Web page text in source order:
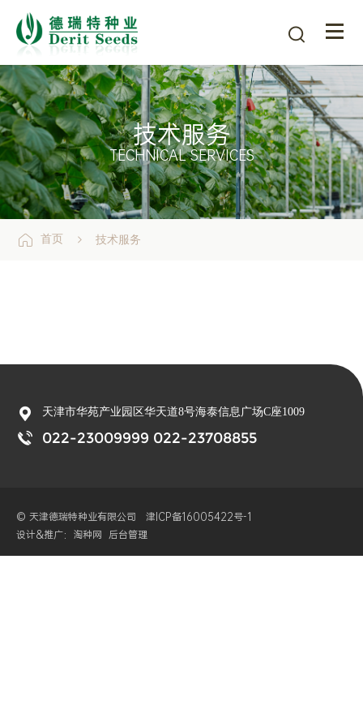

技术服务
TECHNICAL SERVICES
 首页  技术服务
 天津市华苑产业园区华天道8号海泰信息广场C座1009
 022-23009999 022-23708855
© 天津德瑞特种业有限公司 津ICP备16005422号-1
设计&推广：淘种网
后台管理